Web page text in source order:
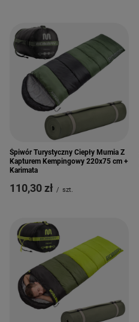
Śpiwór Turystyczny Ciepły Mumia Z
Kapturem Kempingowy 220x75 cm +
Karimata
110,30 zł / szt.